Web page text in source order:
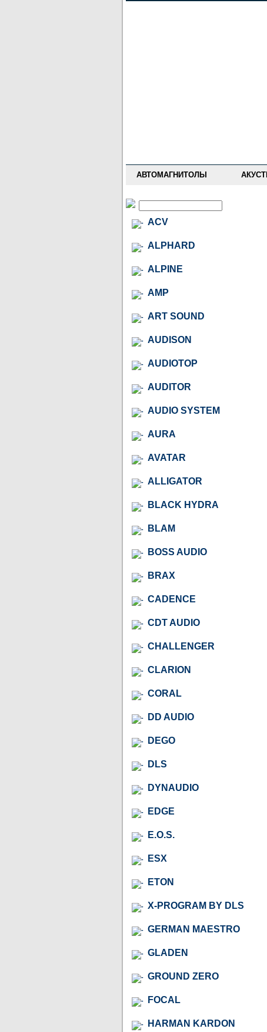
АВТОМАГНИТОЛЫ
ACV
ALPHARD
ALPINE
AMP
ART SOUND
AUDISON
AUDIOTOP
AUDITOR
AUDIO SYSTEM
AURA
AVATAR
ALLIGATOR
BLACK HYDRA
BLAM
BOSS AUDIO
BRAX
CADENCE
CDT AUDIO
CHALLENGER
CLARION
CORAL
DD AUDIO
DEGO
DLS
DYNAUDIO
EDGE
E.O.S.
ESX
ETON
X-PROGRAM BY DLS
GERMAN MAESTRO
GLADEN
GROUND ZERO
FOCAL
HARMAN KARDON